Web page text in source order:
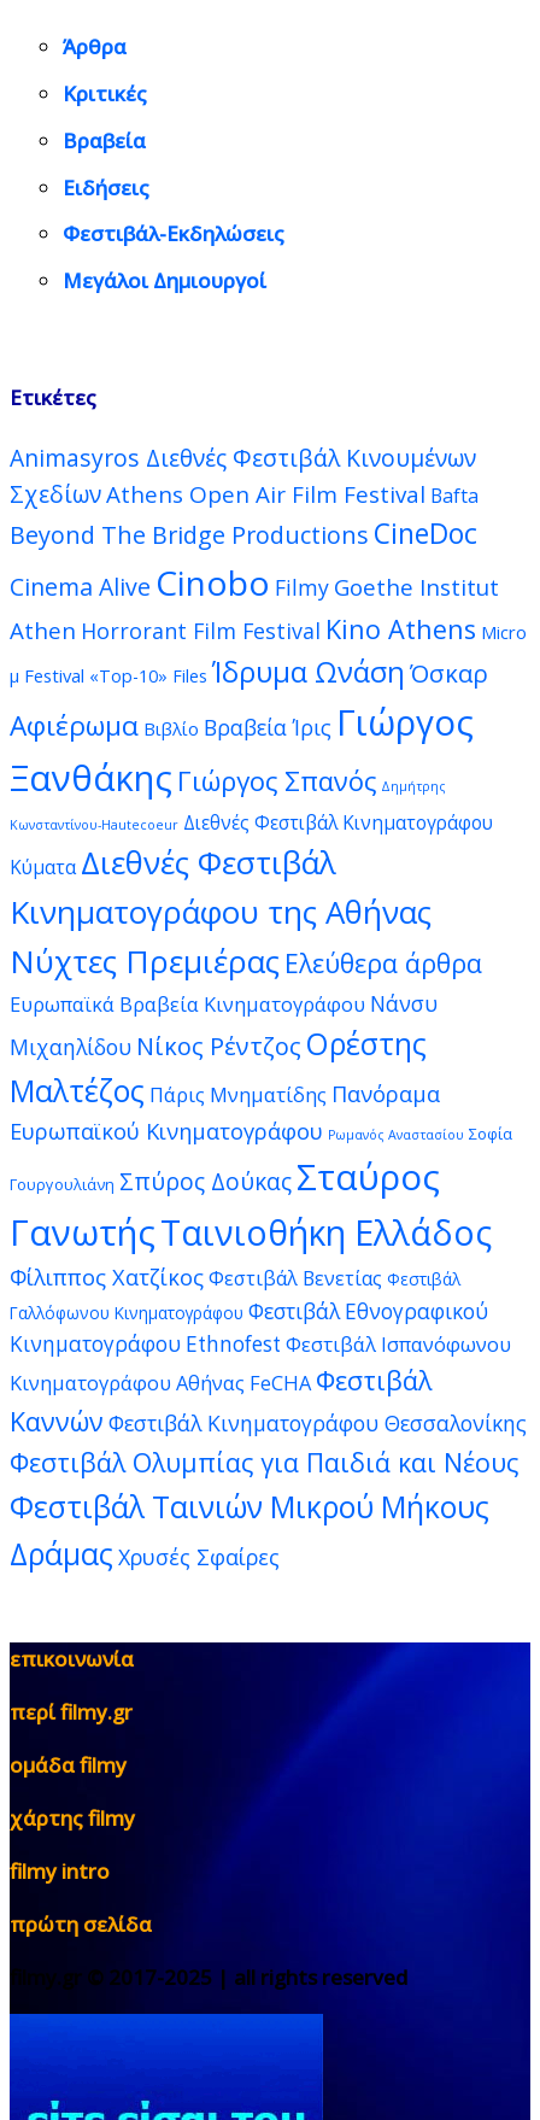
Άρθρα
Κριτικές
Βραβεία
Ειδήσεις
Φεστιβάλ-Εκδηλώσεις
Μεγάλοι Δημιουργοί
Ετικέτες
Animasyros Διεθνές Φεστιβάλ Κινουμένων
ΣχεδίωνAthens Open Air Film Festival Bafta
Beyond The Bridge Productions CineDoc
Cinema Alive Cinobo Filmy Goethe Institut
Athen Horrorant Film Festival Kino Athens Micro
μ Festival «Top-10» Files Ίδρυμα Ωνάση Όσκαρ
Αφιέρωμα Βιβλίο Βραβεία Ίρις Γιώργος
Ξανθάκης Γιώργος Σπανός Δημήτρης
Κωνσταντίνου-Hautecoeur Διεθνές Φεστιβάλ Κινηματογράφου
Κύματα Διεθνές Φεστιβάλ
Κινηματογράφου της Αθήνας
Νύχτες Πρεμιέρας Ελεύθερα άρθρα
Ευρωπαϊκά Βραβεία Κινηματογράφου Νάνσυ
Μιχαηλίδου Νίκος Ρέντζος Ορέστης
Μαλτέζος Πάρις Μνηματίδης Πανόραμα
Ευρωπαϊκού Κινηματογράφου Ρωμανός Αναστασίου Σοφία
Γουργουλιάνη Σπύρος ΔούκαςΣταύρος
ΓανωτήςΤαινιοθήκη Ελλάδος
Φίλιππος ΧατζίκοςΦεστιβάλ Βενετίας Φεστιβάλ
Γαλλόφωνου Κινηματογράφου Φεστιβάλ Εθνογραφικού
Κινηματογράφου Ethnofest Φεστιβάλ Ισπανόφωνου
Κινηματογράφου Αθήνας FeCHA Φεστιβάλ
Καννών Φεστιβάλ Κινηματογράφου Θεσσαλονίκης
Φεστιβάλ Ολυμπίας για Παιδιά και Νέους
Φεστιβάλ Ταινιών Μικρού Μήκους
Δράμας Χρυσές Σφαίρες
επικοινωνία
περί filmy.gr
ομάδα filmy
χάρτης filmy
filmy intro
πρώτη σελίδα
filmy.gr © 2017-2025 | all rights reserved